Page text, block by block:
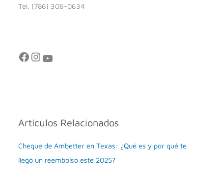
Tel. (786) 306-0634
Artículos Relacionados
Cheque de Ambetter en Texas: ¿Qué es y por qué te
llegó un reembolso este 2025?